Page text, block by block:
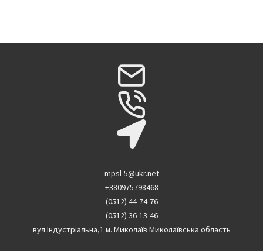
mpsl-5@ukr.net
+380975798468
(0512) 44-74-76
(0512) 36-13-46
вул.Індустріальна,1 м. Миколаїв Миколаївська область